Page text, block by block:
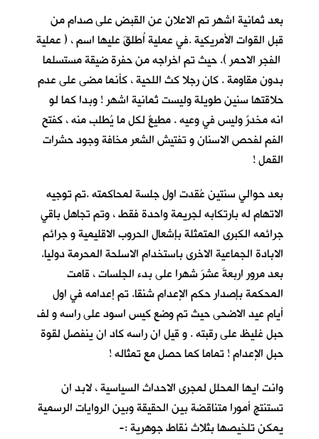
بعد ثمانية اشهر تم الاعلان عن القبض على صدام من
قبل القوات الأمريكية .في عملية اُطلقَ عليها اسم ، ( عملية
الفجر الاحمر ). حيث تم اخراجه من حفرة ضيقة مستسلما
بدون مقاومة . كان رجلا كث اللحية ، كأنما مضى على عدم
حلاقتها سنين طويلة وليست ثمانية اشهر ! وبدا كما لو
انه مخدرٌ وليس في وعيه . مطيعٌ لكل ما يُطلب منه ، كفتح
الفم لفحص الاسنان و تفتيش الشعر مخافة وجود حشرات
القمل !
بعد حوالي سنتين عُقدت اول جلسة لمحاكمته .تم توجيه
الاتهام له بارتكابه لجريمة واحدة فقط ، وتم تجاهل باقي
جرائمه الكبرى المتمثلة بإشعال الحروب الاقليمية و جرائم
الابادة الجماعية الاخرى باستخدام الاسلحة المحرمة دوليا.
بعد مرور اربعةَ عشرَ شهرا على بدء الجلسات ، قامت
المحكمة بإصدار حكم الإعدام شنقا. تم إعدامه في اول
أيام عيد الاضحى حيث تم وضع كيس اسود على راسه و لف
حبل غليظ على رقبته . و قيل ان راسه كاد ان ينفصل لقوة
حبل الإعدام ! تماما كما حصل مع تمثاله !
وانت ايها المحلل لمجرى الاحداث السياسية ، لابد ان
تستنتج أمورا متناقضة بين الحقيقة وبين الروايات الرسمية
يمكن تلخيصها بثلاث نقاط جوهرية :-